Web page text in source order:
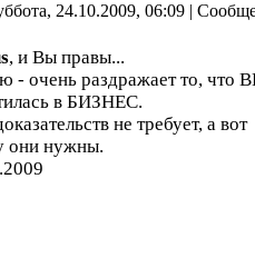
24.10.2009, 06:09 |
, и Вы правы...
- очень раздражает то, что
в БИЗНЕС.
не требует, а вот
они нужны.